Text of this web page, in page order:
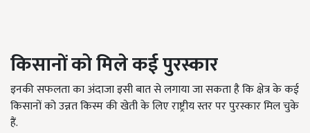
किसानों को मिले कई पुरस्कार
इनकी सफलता का अंदाजा इसी बात से लगाया जा सकता है कि क्षेत्र के कई
किसानों को उन्नत किस्म की खेती के लिए राष्ट्रीय स्तर पर पुरस्कार मिल चुके
हैं.